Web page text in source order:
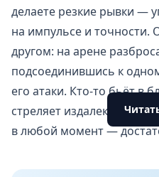
делаете резкие рывки —
на импульсе и точности.
другом: на арене
подсоединившись к
его атаки. Кто-то бьёт в
стреляет издалека.
в любой момент —
постоянно меняется: